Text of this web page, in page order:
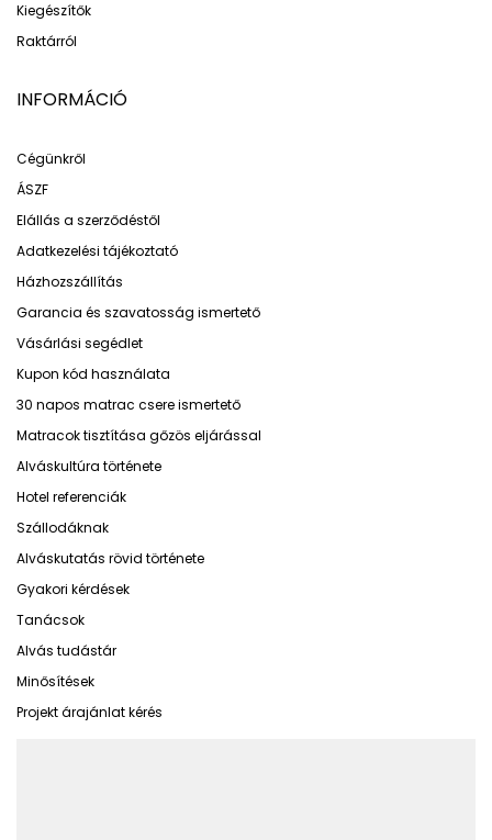
Kiegészítők
Raktárról
INFORMÁCIÓ
Cégünkről
ÁSZF
Elállás a szerződéstől
Adatkezelési tájékoztató
Házhozszállítás
Garancia és szavatosság ismertető
Vásárlási segédlet
Kupon kód használata
30 napos matrac csere ismertető
Matracok tisztítása gőzös eljárással
Alváskultúra története
Hotel referenciák
Szállodáknak
Alváskutatás rövid története
Gyakori kérdések
Tanácsok
Alvás tudástár
Minősítések
Projekt árajánlat kérés